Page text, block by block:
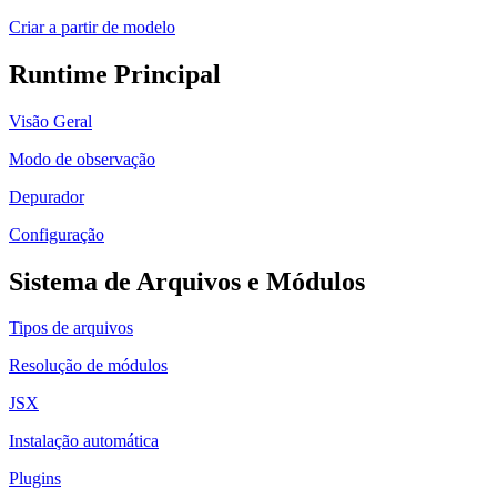
Criar a partir de modelo
Runtime Principal
Visão Geral
Modo de observação
Depurador
Configuração
Sistema de Arquivos e Módulos
Tipos de arquivos
Resolução de módulos
JSX
Instalação automática
Plugins